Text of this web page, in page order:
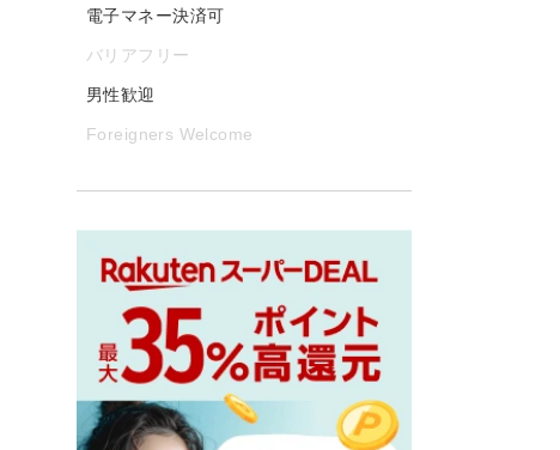
電子マネー決済可
バリアフリー
男性歓迎
Foreigners Welcome